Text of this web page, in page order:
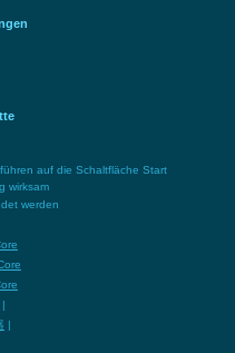
auf die Schaltfläche Start
wirksam
werden
|
|